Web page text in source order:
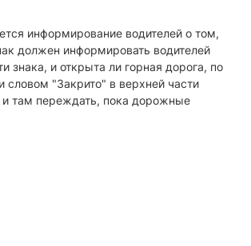
информирование водителей о том,
должен информировать водителей
знака, и открыта ли горная дорога, по
"Закрито" в верхней части
и там переждать, пока дорожные